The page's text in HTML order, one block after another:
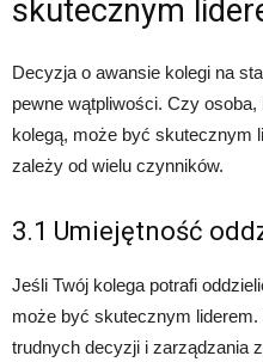
skutecznym
Decyzja o awansie kolegi na
pewne wątpliwości. Czy
kolegą, może być skutecznym
zależy od wielu czynników.
3.1 Umiejętność
Jeśli Twój kolega potrafi
może być skutecznym
trudnych decyzji i zarządzania